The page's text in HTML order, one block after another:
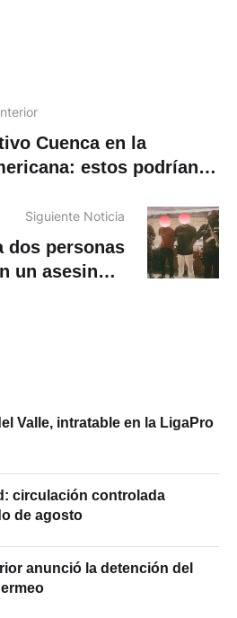
Cuenca en la
estos podrían
Siguiente Noticia
dos personas
un asesinato
Valle, intratable en la LigaPro
circulación controlada
de agosto
anunció la detención del